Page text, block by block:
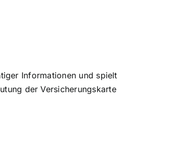
Informationen und spielt
der Versicherungskarte